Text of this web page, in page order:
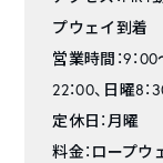
プウェイ到着
営業時間：9：00
22：00、日曜8：
定休日：月曜
料金：ロープ